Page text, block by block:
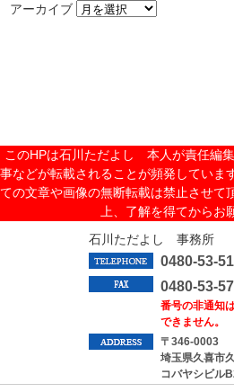
アーカイブ
このHPは石川ただよし 本人が責任編
事などが転載されることが頻発していま
ての文章や画像の無断転載は禁止させて
上、了解を得てからお
石川ただよし 事務所
0480-53-
0480-53-
番号の非通知
できません。
〒346-0003
埼玉県久喜市
コバヤシビル